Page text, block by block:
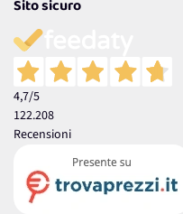
Sito sicuro
4,7/5
122.208
Recensioni